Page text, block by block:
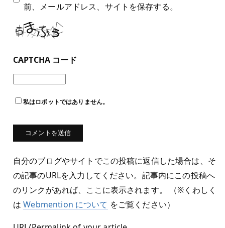
前、メールアドレス、サイトを保存する。
CAPTCHA コード
私はロボットではありません。
自分のブログやサイトでこの投稿に返信した場合は、そ
の記事のURLを入力してください。記事内にこの投稿へ
のリンクがあれば、ここに表示されます。 （※くわしく
はWebmention について をご覧ください）